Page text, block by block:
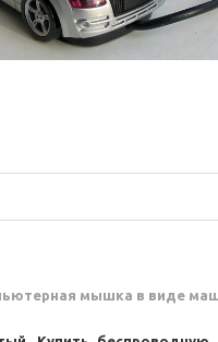
мышка в виде